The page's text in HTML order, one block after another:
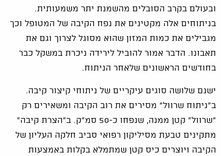
ובעולם בקרב הסובלים מהשמנת יתר משמעותית.
בניתוחים אלה מקטינים את נפח הקיבה של המטופל וכך
מגבילים את כמות המזון שהוא מסוגל לצרוך וגם את
תאבונו. הדבר אמור להוביל לירידה ניכרת במשקל כבר
בחודשים הראשונים שלאחר הניתוח.
ישנם שלושה סוגים עיקריים של ניתוחי קיצור קיבה.
ב"ניתוח שרוול" מסירים את רוב הקיבה ומשאירים רק
"שרוול" קטן ממנה, שנפחו כ-50 סמ"ק. ב"הצרת קיבה"
מתקינים טבעת מסיליקון רפואי סביב חלקה העליון של
הקיבה ויוצרים כיס קטן שמתמלא בקלות באמצעות